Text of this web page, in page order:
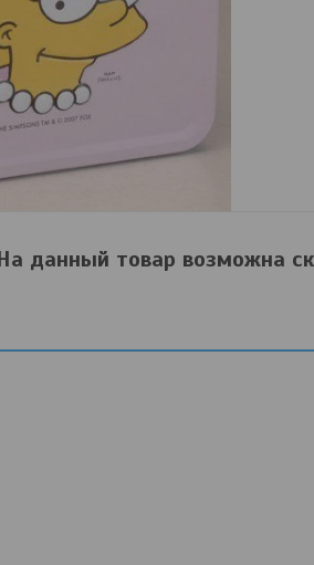
данный товар возможна